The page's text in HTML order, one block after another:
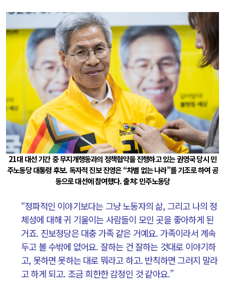
21대 대선 기간 중 무지개행동과의 정책협약을 진행하고 있는 권영국 당시 민
주노동당 대통령 후보. 독자적 진보 진영은 “차별 없는 나라”를 기조로 하여 공
동으로 대선에 참여했다. 출처: 민주노동당
“정파적인 이야기보다는 그냥 노동자의 삶, 그리고 나의 정
체성에 대해 귀 기울이는 사람들이 모인 곳을 좋아하게 된
거죠. 진보정당은 대충 가족 같은 거예요. 가족이라서 계속
두고 볼 수밖에 없어요. 잘하는 건 잘하는 것대로 이야기하
고, 못하면 못하는 대로 뭐라고 하고. 반칙하면 그러지 말라
고 하게 되고. 조금 희한한 감정인 것 같아요.”